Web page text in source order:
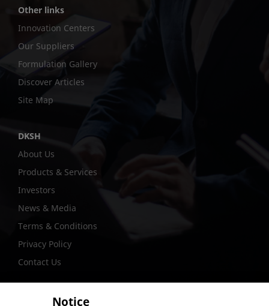
Other links
Innovation Centers
Our Suppliers
Formulation Gallery
Discover Articles
Site Map
DKSH
About Us
Products & Services
Investors
News & Media
Terms & Conditions
Privacy Policy
Contact Us
Notice